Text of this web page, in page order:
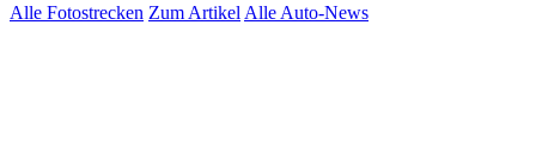
Alle Fotostrecken Zum Artikel Alle Auto-News